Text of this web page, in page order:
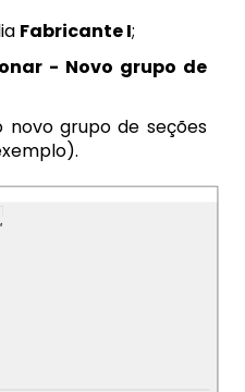
Fabricante I;
- Novo grupo de
novo grupo de seções